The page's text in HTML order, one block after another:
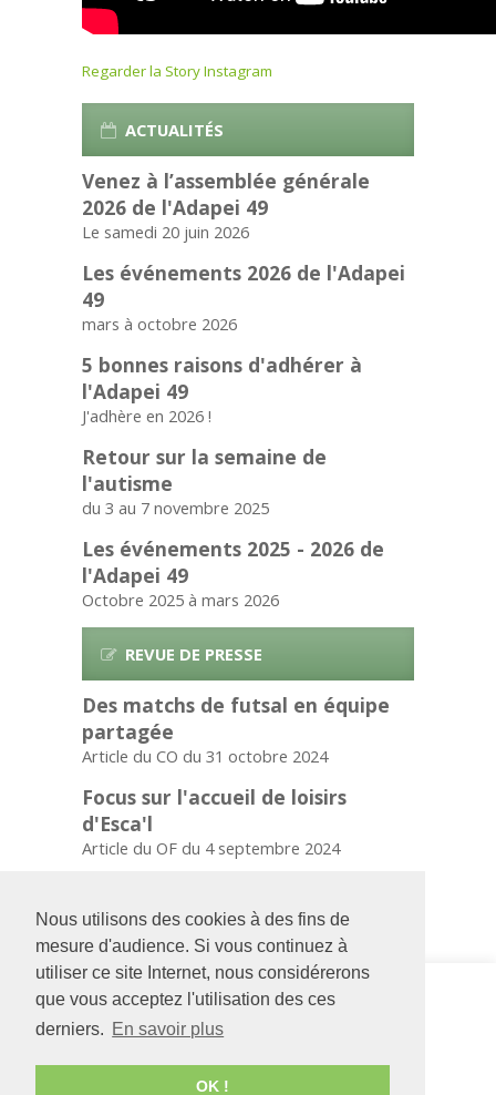
Nous utilisons des cookies à des fins de
mesure d'audience. Si vous continuez à
utiliser ce site Internet, nous considérerons
que vous acceptez l'utilisation des ces
derniers. En savoir plus
OK !
Regarder la Story Instagram
ACTUALITÉS
Venez à l’assemblée générale
2026 de l'Adapei 49
Le samedi 20 juin 2026
Les événements 2026 de l'Adapei
49
mars à octobre 2026
5 bonnes raisons d'adhérer à
l'Adapei 49
J'adhère en 2026 !
Retour sur la semaine de
l'autisme
du 3 au 7 novembre 2025
Les événements 2025 - 2026 de
l'Adapei 49
Octobre 2025 à mars 2026
REVUE DE PRESSE
Des matchs de futsal en équipe
partagée
Article du CO du 31 octobre 2024
Focus sur l'accueil de loisirs
d'Esca'l
Article du OF du 4 septembre 2024
Articles du OF et du CO du 8 avril 2024
Siège social
-BP 71857
01
02 41 68 98 50
ESCA'L
02 41 22 06 70